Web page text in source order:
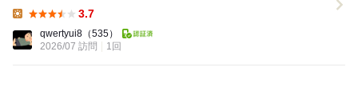
3.7
qwertyui8 （535）
2026/07 訪問
1回